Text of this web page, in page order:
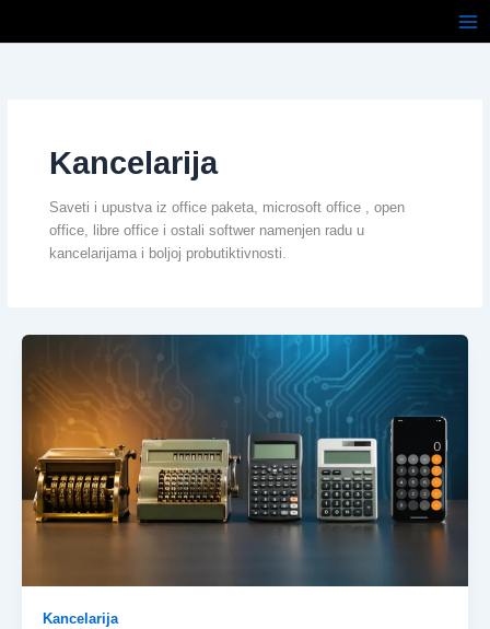
Kancelarija
Saveti i upustva iz office paketa, microsoft office , open
office, libre office i ostali softwer namenjen radu u
kancelarijama i boljoj probutiktivnosti.
Kancelarija